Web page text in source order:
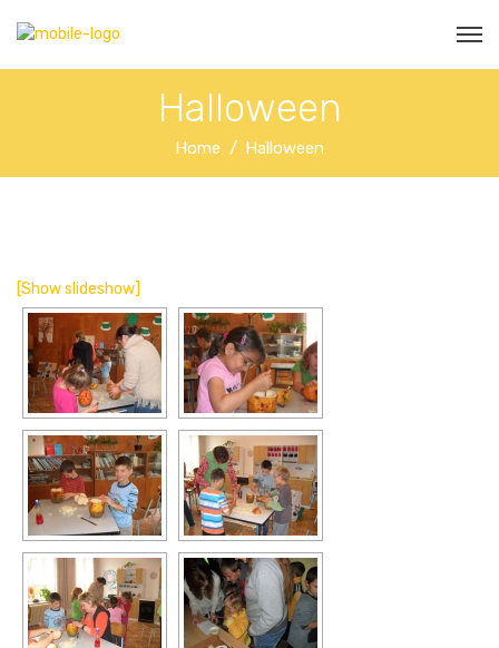
Halloween
Home Halloween
[Show slideshow]